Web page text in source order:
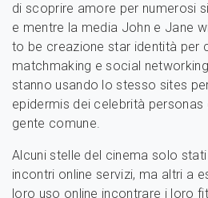
di scoprire amore per numerosi
e mentre la media John e Jane
to be creazione star identità per
matchmaking e social
stanno usando lo stesso sites
epidermis dei celebrità
gente comune.
Alcuni stelle del cinema solo
incontri online servizi, ma altri a
loro uso online incontrare i loro